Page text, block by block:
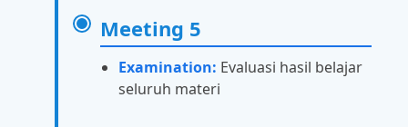
Meeting 5
Examination: Evaluasi hasil belajar
seluruh materi